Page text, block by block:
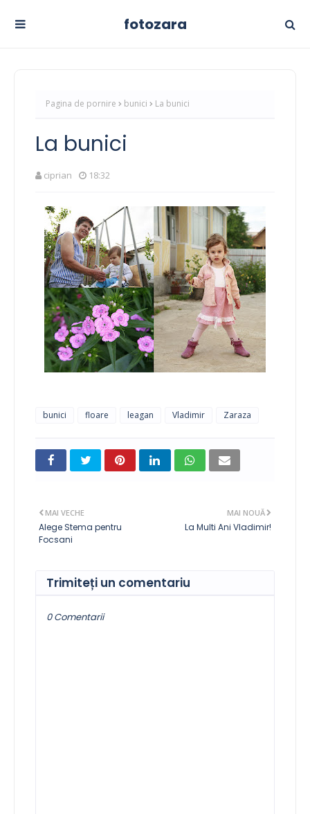
fotozara
Pagina de pornire bunici La bunici
La bunici
ciprian 18:32
bunici floare leagan Vladimir Zaraza
MAI NOUĂ
La Multi Ani Vladimir!
MAI VECHE
Alege Stema pentru
Focsani
Trimiteți un comentariu
0 Comentarii